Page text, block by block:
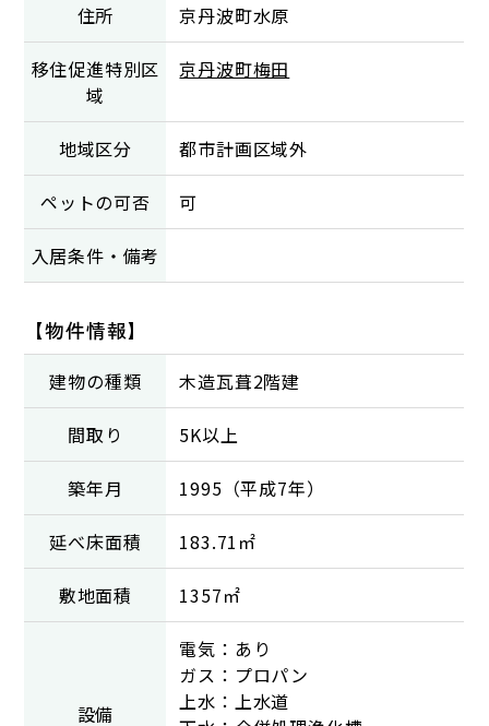
住所 京丹波町水原
移住促進特別区
域
京丹波町梅田
地域区分 都市計画区域外
ペットの可否 可
入居条件・備考
【物件情報】
建物の種類 木造瓦葺2階建
間取り 5K以上
築年月 1995（平成7年）
延べ床面積 183.71㎡
敷地面積 1357㎡
設備
電気：あり
ガス：プロパン
上水：上水道